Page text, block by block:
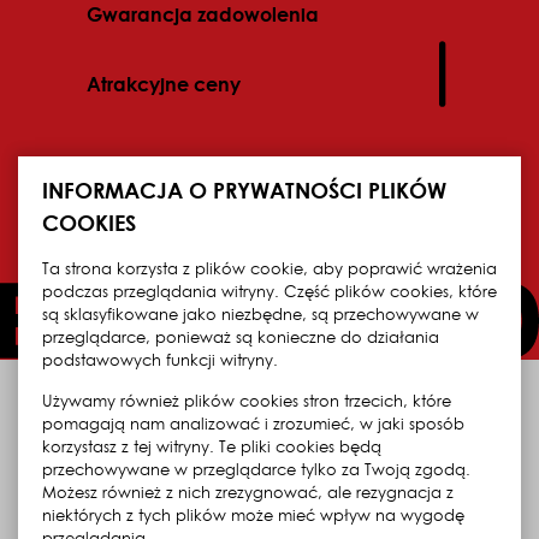
Gwarancja zadowolenia
Atrakcyjne ceny
istniejemy od 2013 roku
ponad 100 tys. obsłużonych Klientów
INFORMACJA O PRYWATNOŚCI PLIKÓW
COOKIES
Ta strona korzysta z plików cookie, aby poprawić wrażenia
podczas przeglądania witryny. Część plików cookies, które
są sklasyfikowane jako niezbędne, są przechowywane w
przeglądarce, ponieważ są konieczne do działania
podstawowych funkcji witryny.
Używamy również plików cookies stron trzecich, które
pomagają nam analizować i zrozumieć, w jaki sposób
korzystasz z tej witryny. Te pliki cookies będą
przechowywane w przeglądarce tylko za Twoją zgodą.
Możesz również z nich zrezygnować, ale rezygnacja z
niektórych z tych plików może mieć wpływ na wygodę